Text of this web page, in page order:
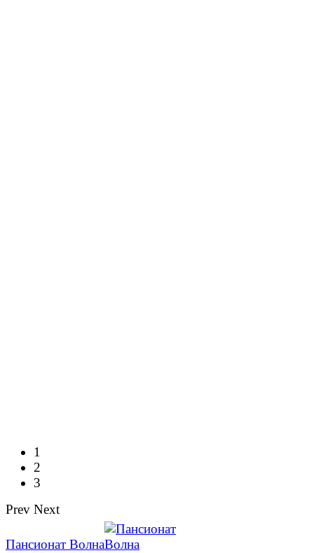
1
2
3
Prev Next
Пансионат Волна